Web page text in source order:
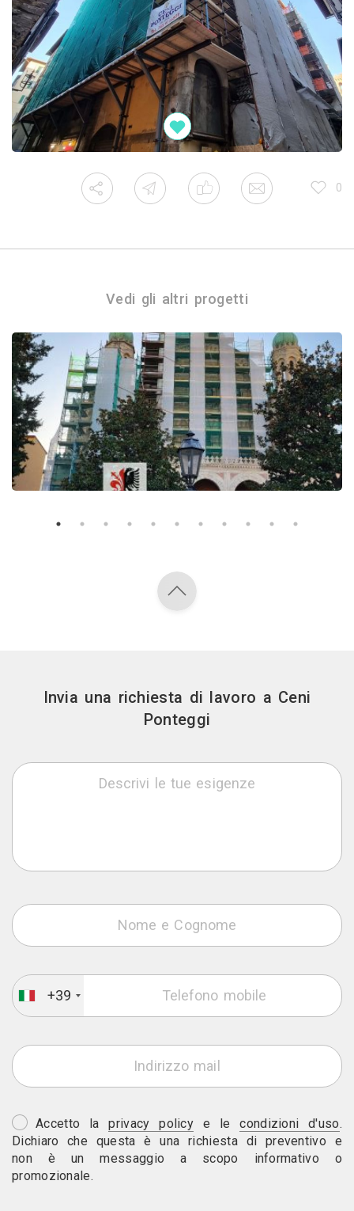
0
Vedi gli altri progetti
Invia una richiesta di lavoro a Ceni
Ponteggi
+39
Accetto laprivacy policy e lecondizioni d'uso.
Dichiaro che questa è una richiesta di preventivo e
non è un messaggio a scopo informativo o
promozionale.